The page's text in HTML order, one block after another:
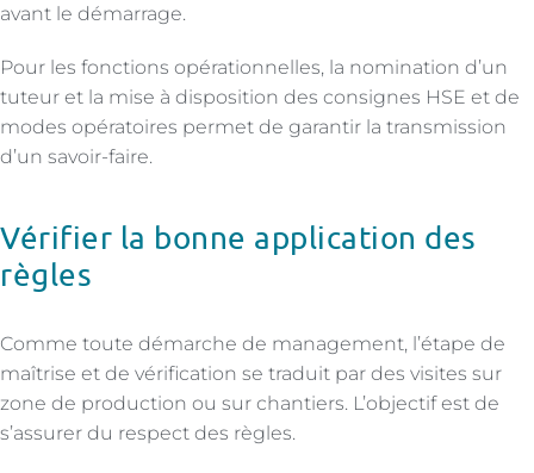
avant le démarrage.
Pour les fonctions opérationnelles, la nomination d’un
tuteur et la mise à disposition des consignes HSE et de
modes opératoires permet de garantir la transmission
d’un savoir-faire.
Vérifier la bonne application des
règles
Comme toute démarche de management, l’étape de
maîtrise et de vérification se traduit par des visites sur
zone de production ou sur chantiers. L’objectif est de
s’assurer du respect des règles.